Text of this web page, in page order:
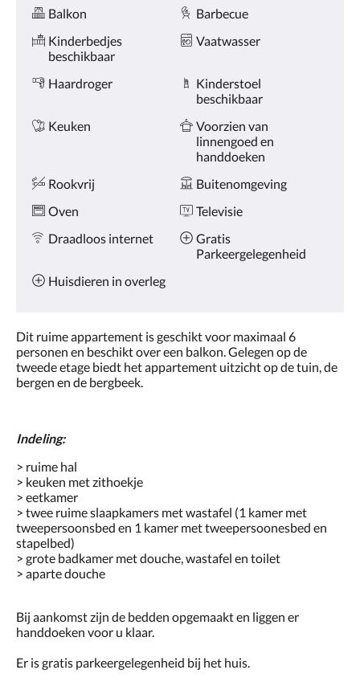
knoppen
volgende
Voorzieningen
Balkon
Barbecue
Kinderbedjes
beschikbaar
Vaatwasser
Haardroger
Kinderstoel
beschikbaar
Keuken
Voorzien van
linnengoed en
handdoeken
Rookvrij
Buitenomgeving
Oven
Televisie
Draadloos internet
Gratis
Parkeergelegenheid
Huisdieren in overleg
Dit ruime appartement is geschikt voor maximaal 6
personen en beschikt over een balkon. Gelegen op de
tweede etage biedt het appartement uitzicht op de tuin, de
bergen en de bergbeek.
Indeling:
> ruime hal
> keuken met zithoekje
> eetkamer
> twee ruime slaapkamers met wastafel (1 kamer met
tweepersoonsbed en 1 kamer met tweepersoonesbed en
stapelbed)
> grote badkamer met douche, wastafel en toilet
> aparte douche
Bij aankomst zijn de bedden opgemaakt en liggen er
handdoeken voor u klaar.
Er is gratis parkeergelegenheid bij het huis.